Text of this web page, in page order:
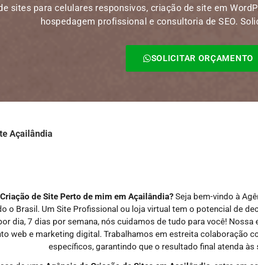
sites para celulares responsivos, criação de site em
hospedagem profissional e consultoria de SEO.
SOLICITAR ORÇAMENTO
Açailândia
Criação de Site Perto de mim em Açailândia? Seja bem-vindo à
o Brasil. Um Site Profissional ou loja virtual tem o potencial de
dia, 7 dias por semana, nós cuidamos de tudo para você!
web e marketing digital. Trabalhamos em estreita colaboração
específicos, garantindo que o resultado final atenda às